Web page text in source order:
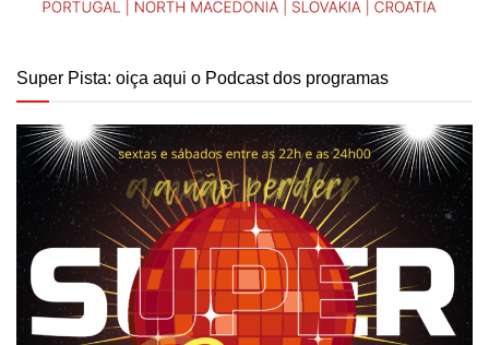
Super Pista: oiça aqui o Podcast dos programas